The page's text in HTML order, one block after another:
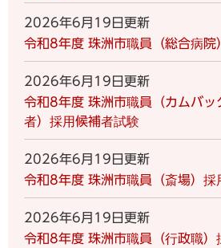
2026年6月19日更新
令和8年度 珠洲市職員（総合病院
2026年6月19日更新
令和8年度 珠洲市職員（カムバッ
者）採用候補者試験
2026年6月19日更新
令和8年度 珠洲市職員（斎場）採
2026年6月19日更新
令和8年度 珠洲市職員（行政職）